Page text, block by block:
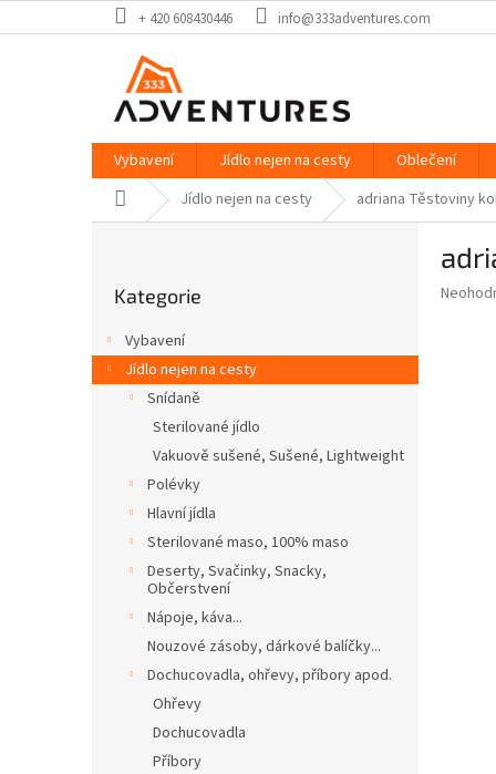
na
+ 420 608430446 info@333adventures.com
Vybavení Jídlo nejen na cesty
Oblečení
Domů Jídlo nejen na cesty adriana Těstoviny
a
n
kategorie
Kategorie
Vybavení
Jídlo nejen na cesty
Snídaně
Sterilované jídlo
Vakuově sušené, Sušené, Lightweight
Polévky
Hlavní jídla
Sterilované maso, 100% maso
Deserty, Svačinky, Snacky,
Občerstvení
Nápoje, káva...
Nouzové zásoby, dárkové balíčky...
Dochucovadla, ohřevy, příbory apod.
Ohřevy
Dochucovadla
Příbory